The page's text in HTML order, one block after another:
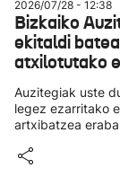
2026/07/28 - 12:38
Bizkaiko
ekitaldi
atxilotutako
Auzitegiak uste
legez ezarritako
artxibatzea